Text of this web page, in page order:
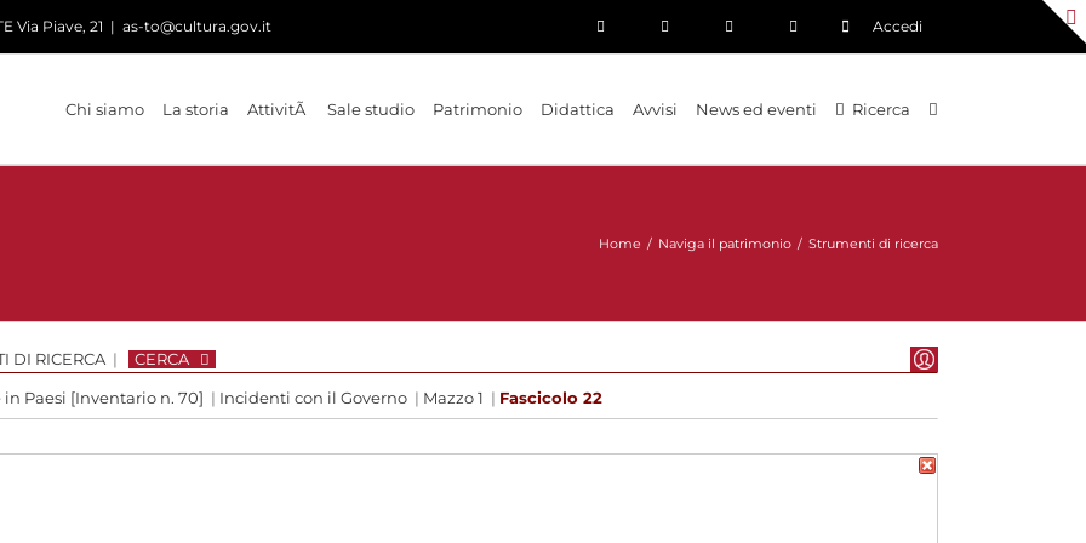
Via Piave, 21 | as-to@cultura.gov.it Accedi
Chi siamo La storia AttivitÃ Sale studio Patrimonio Didattica Avvisi News ed eventi Ricerca
Home / Naviga il patrimonio / Strumenti di ricerca
DI RICERCA | CERCA
in Paesi [Inventario n. 70] | Incidenti con il Governo | Mazzo 1 | Fascicolo 22